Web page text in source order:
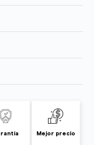
Mejor precio